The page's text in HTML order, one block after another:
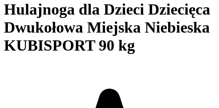
Hulajnoga dla Dzieci Dziecięca
Dwukołowa Miejska Niebieska
KUBISPORT 90 kg